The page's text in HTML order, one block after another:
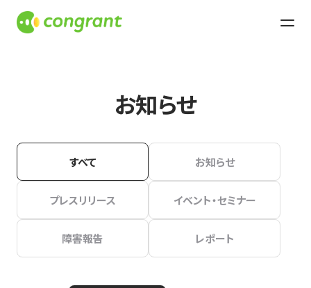
お知らせ
すべて お知らせ
プレスリリース イベント・セミナー
障害報告 レポート